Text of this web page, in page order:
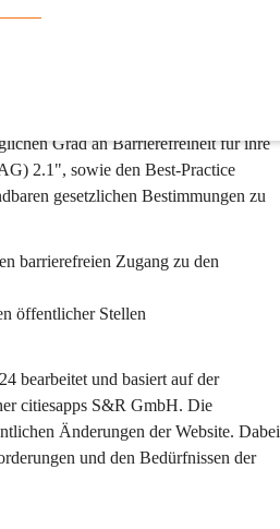
Grad an Barrierefreiheit für ihre
2.1", sowie den Best-Practice
gesetzlichen Bestimmungen zu
barrierefreien Zugang zu den
öffentlicher Stellen
bearbeitet und basiert auf der
citiesapps S&R GmbH. Die
Änderungen der Website. Dabei
und den Bedürfnissen der